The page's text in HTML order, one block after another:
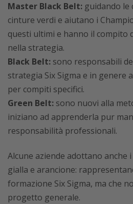
Master Black Belt: guidando le
cinture verdi e aiutano i
questi ultimi e hanno il compito
nella strategia.
Black Belt: sono responsabili
strategia Six Sigma e in genere
per compiti specifici.
Green Belt: sono nuovi alla
iniziano ad apprenderla pur
responsabilità professionali.
Alcune aziende adottano anche
gialla e arancione:
formazione Six Sigma, ma che
progetto generale.